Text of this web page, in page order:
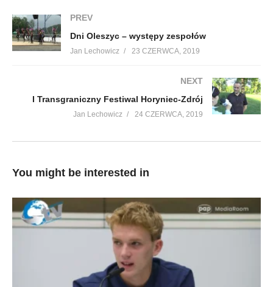
PREV
Dni Oleszyc – występy zespołów
Jan Lechowicz 23 CZERWCA, 2019
NEXT
I Transgraniczny Festiwal Horyniec-Zdrój
Jan Lechowicz 24 CZERWCA, 2019
You might be interested in